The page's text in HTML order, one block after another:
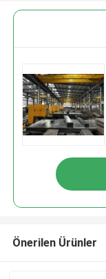
Önerilen Ürünler